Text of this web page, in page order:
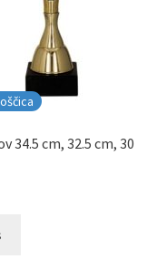
34.5 cm, 32.5 cm, 30